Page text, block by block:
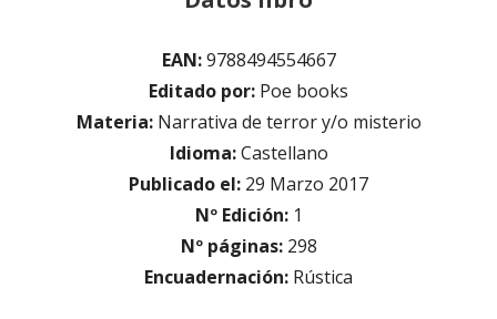
EAN:9788494554667
Editado por: Poe books
Materia: Narrativa de terror y/o misterio
Idioma:Castellano
Publicado el: 29 Marzo 2017
Nº Edición:1
Nº páginas:298
Encuadernación: Rústica